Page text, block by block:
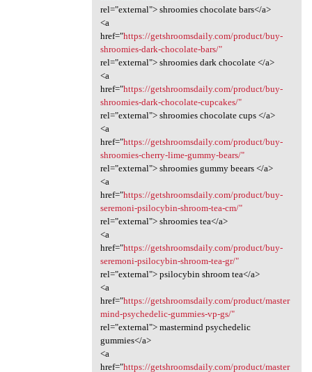
rel="external"> shroomies chocolate bars</a>
<a
href="https://getshroomsdaily.com/product/buy-
shroomies-dark-chocolate-bars/"
rel="external"> shroomies dark chocolate </a>
<a
href="https://getshroomsdaily.com/product/buy-
shroomies-dark-chocolate-cupcakes/"
rel="external"> shroomies chocolate cups </a>
<a
href="https://getshroomsdaily.com/product/buy-
shroomies-cherry-lime-gummy-bears/"
rel="external"> shroomies gummy beears </a>
<a
href="https://getshroomsdaily.com/product/buy-
seremoni-psilocybin-shroom-tea-cm/"
rel="external"> shroomies tea</a>
<a
href="https://getshroomsdaily.com/product/buy-
seremoni-psilocybin-shroom-tea-gr/"
rel="external"> psilocybin shroom tea</a>
<a
href="https://getshroomsdaily.com/product/master
mind-psychedelic-gummies-vp-gs/"
rel="external"> mastermind psychedelic
gummies</a>
<a
href="https://getshroomsdaily.com/product/master